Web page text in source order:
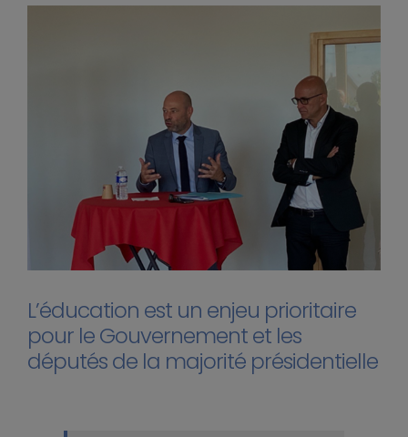
L’éducation est un enjeu prioritaire
pour le Gouvernement et les
députés de la majorité présidentielle